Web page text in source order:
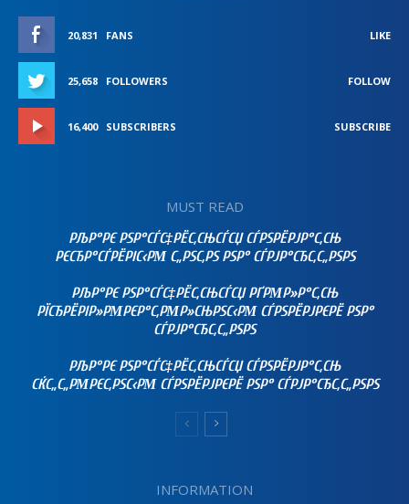
20,831 FANS LIKE
25,658 FOLLOWERS FOLLOW
16,400 SUBSCRIBERS SUBSCRIBE
MUST READ
РЉР°РЄ РЅР°СЃС‡РЁС‚СЊСЃСЏ СЃРЅРЁРЈР°С‚СЊ
РЄСЂР°СЃРЁРІС‹РΜ С„РЅС‚РЅ РЅР° СЃРЈР°СЂС‚С„РЅРЅ
РЉР°РЄ РЅР°СЃС‡РЁС‚СЊСЃСЏ РҐРΜР»Р°С‚СЊ
РЇСЂРЁРІР»РΜРЄР°С‚РΜР»СЊРЅС‹РΜ СЃРЅРЁРЈРЄРЁ РЅР°
СЃРЈР°СЂС‚С„РЅРЅ
РЉР°РЄ РЅР°СЃС‡РЁС‚СЊСЃСЏ СЃРЅРЁРЈР°С‚СЊ
СЌС„С„РΜРЄС‚РЅС‹РΜ СЃРЅРЁРЈРЄРЁ РЅР° СЃРЈР°СЂС‚С„РЅРЅ
INFORMATION